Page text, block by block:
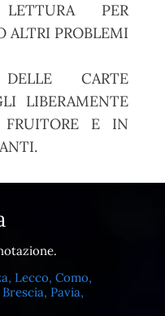
PER
ALTRI PROBLEMI
CARTE
LIBERAMENTE
FRUITORE E IN
Lecco, Como,
Pavia,